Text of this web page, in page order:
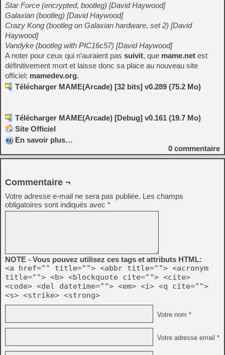
Star Force (encrypted, bootleg) [David Haywood]
Galaxian (bootleg) [David Haywood]
Crazy Kong (bootleg on Galaxian hardware, set 2) [David
Haywood]
Vandyke (bootleg with PIC16c57) [David Haywood]
A noter pour ceux qui n’auraient pas suivit, que mame.net est
définitivement mort et laisse donc sa place au nouveau site
officiel: mamedev.org.
Télécharger MAME(Arcade) [32 bits] v0.289 (75.2 Mo)
Télécharger MAME(Arcade) [Debug] v0.161 (19.7 Mo)
Site Officiel
En savoir plus…
0 commentaire
Commentaire ¬
Votre adresse e-mail ne sera pas publiée. Les champs
obligatoires sont indiqués avec *
NOTE - Vous pouvez utilisez ces tags et attributs HTML:
<a href="" title=""> <abbr title=""> <acronym
title=""> <b> <blockquote cite=""> <cite>
<code> <del datetime=""> <em> <i> <q cite="">
<s> <strike> <strong>
Votre nom *
Votre adresse email *